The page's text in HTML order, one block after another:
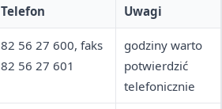
Telefon Uwagi
82 56 27 600, faks
82 56 27 601
godziny warto
potwierdzić
telefonicznie